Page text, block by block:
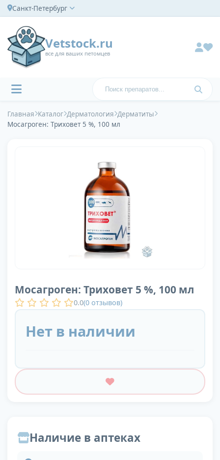
Санкт-Петербург
Vetstock.ru
все для ваших петомцев
Главная Каталог Дерматология Дерматиты
Мосагроген: Триховет 5 %, 100 мл
Мосагроген: Триховет 5 %, 100 мл
0.0(0 отзывов)
Нет в наличии
Наличие в аптеках